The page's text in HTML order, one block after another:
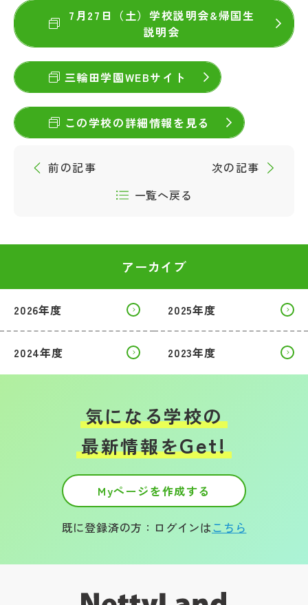
7月27日（土）学校説明会&帰国生
説明会
三輪田学園WEBサイト
この学校の詳細情報を見る
前の記事
一覧へ戻る
次の記事
アーカイブ
2026年度 2025年度
2024年度 2023年度
気になる学校の
最新情報をGet!
Myページを作成する
既に登録済の方：ログインはこちら